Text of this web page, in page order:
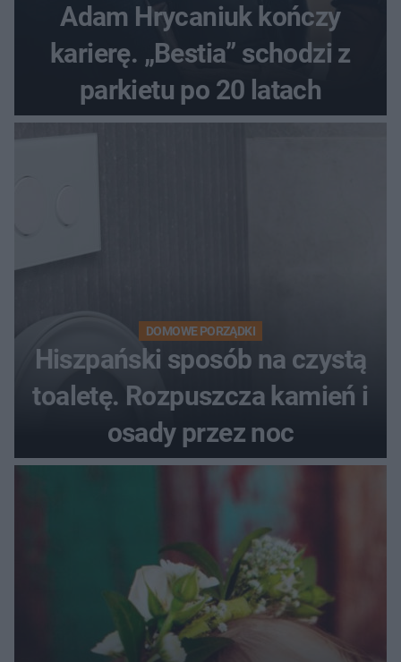
Adam Hrycaniuk kończy
karierę. „Bestia” schodzi z
parkietu po 20 latach
DOMOWE PORZĄDKI
Hiszpański sposób na czystą
toaletę. Rozpuszcza kamień i
osady przez noc